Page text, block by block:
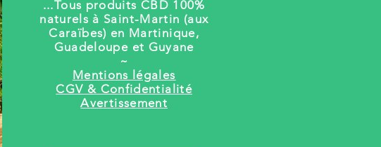
...Tous produits CBD 100%
naturels à Saint-Martin (aux
Caraïbes) en Martinique,
Guadeloupe et Guyane
~
Mentions légales
CGV & Confidentialité
Avertissement